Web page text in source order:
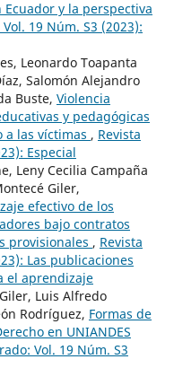
y la perspectiva
19 Núm. S3 (2023):
Leonardo Toapanta
Salomón Alejandro
Buste, Violencia
y pedagógicas
a las víctimas , Revista
Especial
Leny Cecilia Campaña
Giler,
efectivo de los
bajo contratos
provisionales , Revista
Las publicaciones
el aprendizaje
Luis Alfredo
Rodríguez, Formas de
en UNIANDES
Vol. 19 Núm. S3